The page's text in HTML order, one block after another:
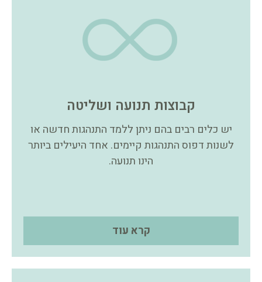
קבוצות תנועה ושליטה
יש כלים רבים בהם ניתן ללמד התנהגות חדשה או
לשנות דפוס התנהגות קיימים. אחד היעילים ביותר
הינו תנועה.
קרא עוד